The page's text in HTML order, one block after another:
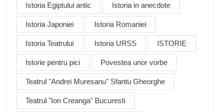
Istoria Egiptului antic Istoria in anecdote
Istoria Japoniei Istoria Romaniei
Istoria Teatrului Istoria URSS ISTORIE
Istorie pentru pici Povestea unor vorbe
Teatrul "Andrei Muresanu" Sfantu Gheorghe
Teatrul "Ion Creanga" Bucuresti